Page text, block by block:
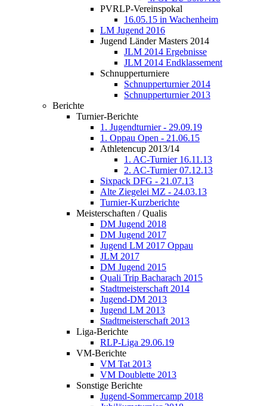
PVRLP-Vereinspokal
16.05.15 in Wachenheim
LM Jugend 2016
Jugend Länder Masters 2014
JLM 2014 Ergebnisse
JLM 2014 Endklassement
Schnupperturniere
Schnupperturnier 2014
Schnupperturnier 2013
Berichte
Turnier-Berichte
1. Jugendturnier - 29.09.19
1. Oppau Open - 21.06.15
Athletencup 2013/14
1. AC-Turnier 16.11.13
2. AC-Turnier 07.12.13
Sixpack DFG - 21.07.13
Alte Ziegelei MZ - 24.03.13
Turnier-Kurzberichte
Meisterschaften / Qualis
DM Jugend 2018
DM Jugend 2017
Jugend LM 2017 Oppau
JLM 2017
DM Jugend 2015
Quali Trip Bacharach 2015
Stadtmeisterschaft 2014
Jugend-DM 2013
Jugend LM 2013
Stadtmeisterschaft 2013
Liga-Berichte
RLP-Liga 29.06.19
VM-Berichte
VM Tat 2013
VM Doublette 2013
Sonstige Berichte
Jugend-Sommercamp 2018